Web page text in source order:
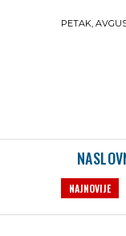
PETAK,
NAJNOVIJE